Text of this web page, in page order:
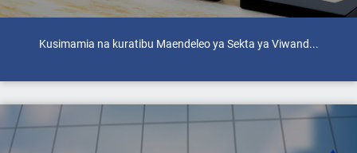
Kusimamia na kuratibu Maendeleo ya Sekta ya Viwand...